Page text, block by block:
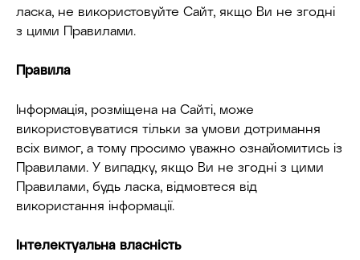
ласка, не використовуйте Сайт, якщо Ви не згодні
з цими Правилами.
Правила
Інформація, розміщена на Сайті, може
використовуватися тільки за умови дотримання
всіх вимог, а тому просимо уважно ознайомитись із
Правилами. У випадку, якщо Ви не згодні з цими
Правилами, будь ласка, відмовтеся від
використання інформації.
Інтелектуальна власність